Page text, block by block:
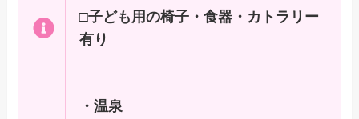
□子ども用の椅子・食器・カトラリー
有り
・温泉